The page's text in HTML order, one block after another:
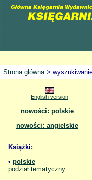
Strona główna>
English version
nowości: polskie
nowości: angielskie
Książki:
• polskie
podział tematyczny